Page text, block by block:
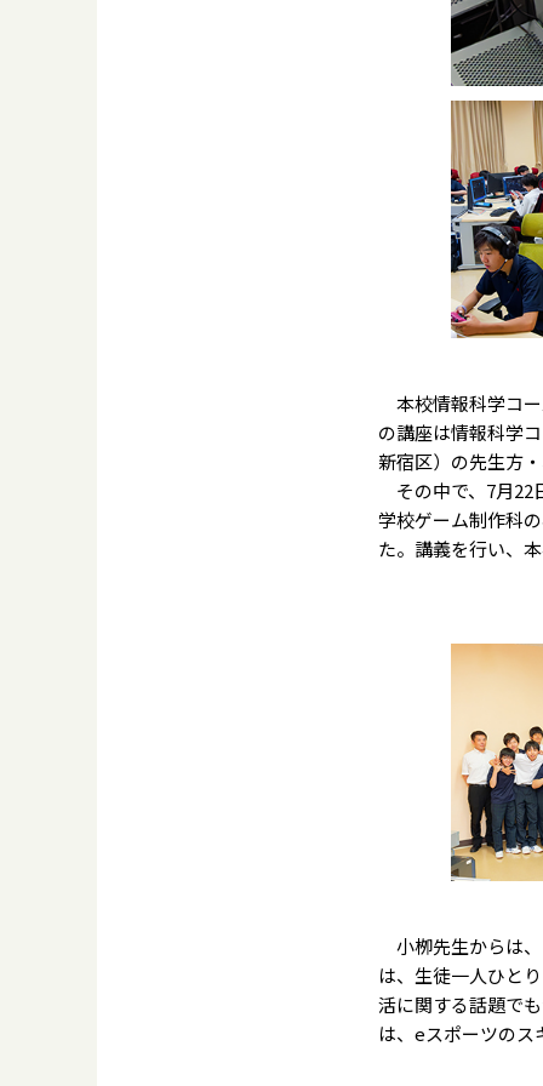
本校情報科学コ
の講座は情報科学
新宿区）の先生方
その中で、7月22
学校ゲーム制作科
た。講義を行い、
小栁先生からは
は、生徒一人ひと
活に関する話題で
は、eスポーツの